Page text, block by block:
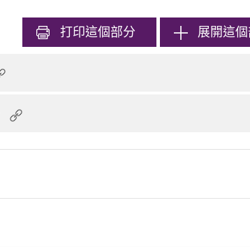
打印這個部分 展開這